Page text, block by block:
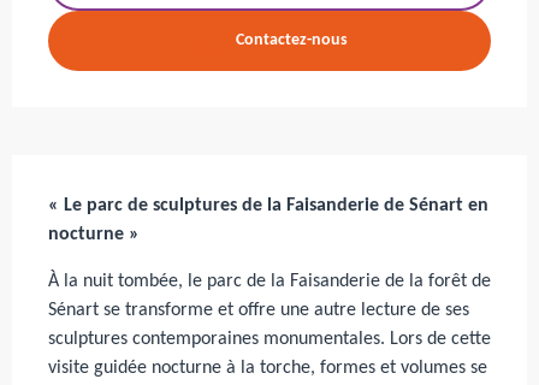
Contactez-nous
« Le parc de sculptures de la Faisanderie de Sénart en
nocturne »
À la nuit tombée, le parc de la Faisanderie de la forêt de
Sénart se transforme et offre une autre lecture de ses
sculptures contemporaines monumentales. Lors de cette
visite guidée nocturne à la torche, formes et volumes se